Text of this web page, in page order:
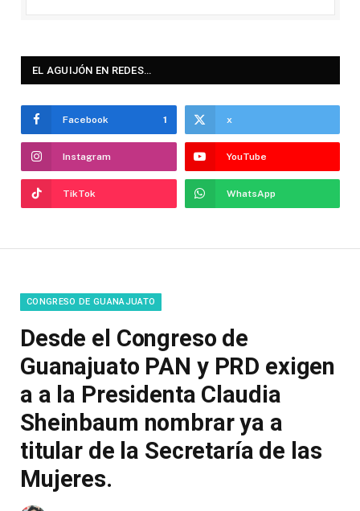
EL AGUIJÓN EN REDES…
Facebook 1 x
Instagram YouTube
TikTok WhatsApp
CONGRESO DE GUANAJUATO
Desde el Congreso de
Guanajuato PAN y PRD exigen
a a la Presidenta Claudia
Sheinbaum nombrar ya a
titular de la Secretaría de las
Mujeres.